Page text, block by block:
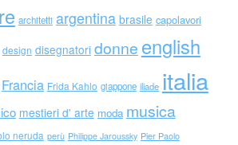
architetti argentina brasile capolavori
design disegnatori donne english
Francia Frida Kahlo giappone iliade italia
mestieri d' arte moda musica
neruda perù Philippe Jaroussky Pier Paolo